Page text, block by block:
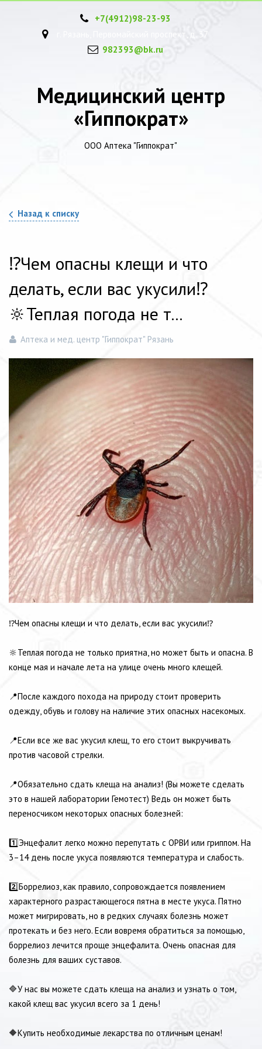
+7(4912)98-23-93
г. Рязань, Первомайский проспект, д. 37
982393@bk.ru
Медицинский центр
«Гиппократ»
ООО Аптека "Гиппократ"
Назад к списку
⁉️Чем опасны клещи и что
делать, если вас укусили⁉️ ⠀⠀
🔆Теплая погода не т...
Аптека и мед. центр "Гиппократ" Рязань
⁉️Чем опасны клещи и что делать, если вас укусили⁉️
🔆Теплая погода не только приятна, но может быть и опасна. В
конце мая и начале лета на улице очень много клещей.
📍После каждого похода на природу стоит проверить
одежду, обувь и голову на наличие этих опасных насекомых.
📍Если все же вас укусил клещ, то его стоит выкручивать
против часовой стрелки.
📍Обязательно сдать клеща на анализ! (Вы можете сделать
это в нашей лаборатории Гемотест) Ведь он может быть
переносчиком некоторых опасных болезней:
1️⃣Энцефалит легко можно перепутать с ОРВИ или гриппом. На
3–14 день после укуса появляются температура и слабость.
2️⃣Боррелиоз, как правило, сопровождается появлением
характерного разрастающегося пятна в месте укуса. Пятно
может мигрировать, но в редких случаях болезнь может
протекать и без него. Если вовремя обратиться за помощью,
боррелиоз лечится проще энцефалита. Очень опасная для
болезнь для ваших суставов.
🔷У нас вы можете сдать клеща на анализ и узнать о том,
какой клещ вас укусил всего за 1 день!
🔶Купить необходимые лекарства по отличным ценам!